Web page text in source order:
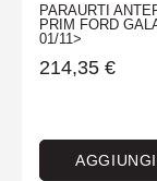
PARAURTI
PRIM FORD
01/11>
214,35 €
AGGIUNGI